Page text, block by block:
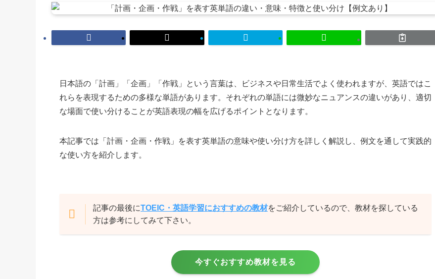
日本語の「計画」「企画」「作戦」という言葉は、ビジネスや日常生活でよく使われますが、英語ではこ
れらを表現するための多様な単語があります。それぞれの単語には微妙なニュアンスの違いがあり、適切
な場面で使い分けることが英語表現の幅を広げるポイントとなります。
本記事では「計画・企画・作戦」を表す英単語の意味や使い分け方を詳しく解説し、例文を通して実践的
な使い方を紹介します。
記事の最後にTOEIC・英語学習におすすめの教材をご紹介しているので、教材を探している
方は参考にしてみて下さい。
今すぐおすすめ教材を見る